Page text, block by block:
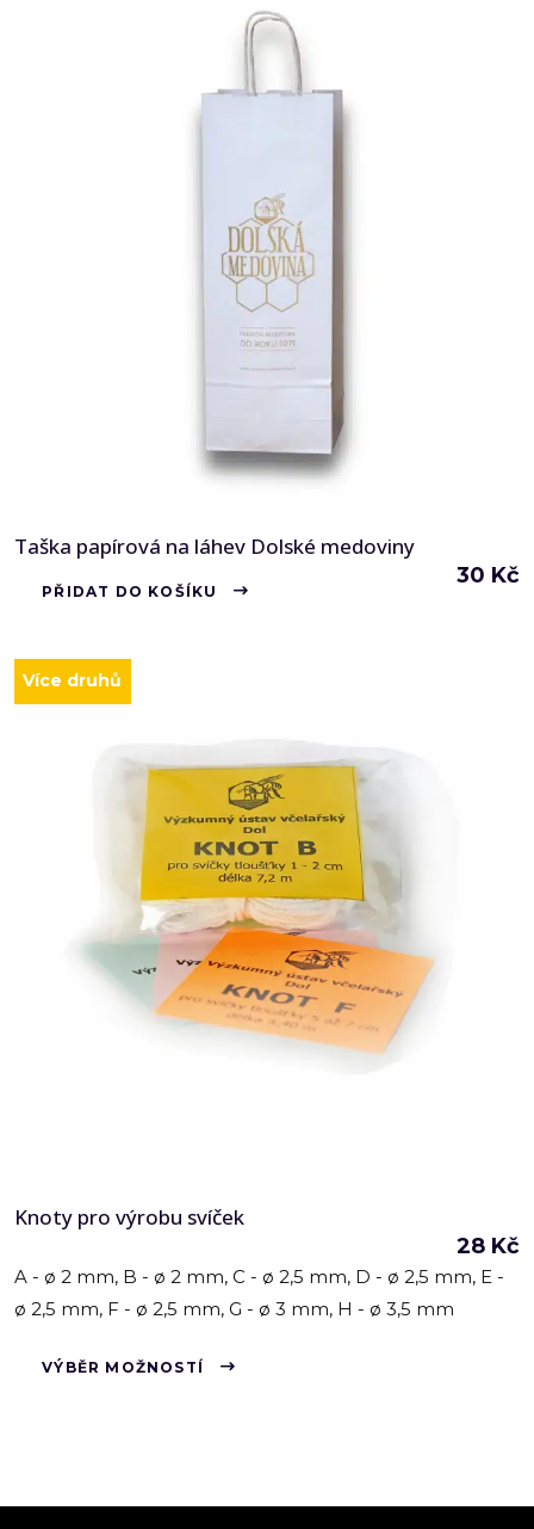
Taška papírová na láhev Dolské medoviny
30 Kč
PŘIDAT DO KOŠÍKU
Více druhů
Knoty pro výrobu svíček
28 Kč
A - ø 2 mm, B - ø 2 mm, C - ø 2,5 mm, D - ø 2,5 mm, E -
ø 2,5 mm, F - ø 2,5 mm, G - ø 3 mm, H - ø 3,5 mm
VÝBĚR MOŽNOSTÍ
Možnosti